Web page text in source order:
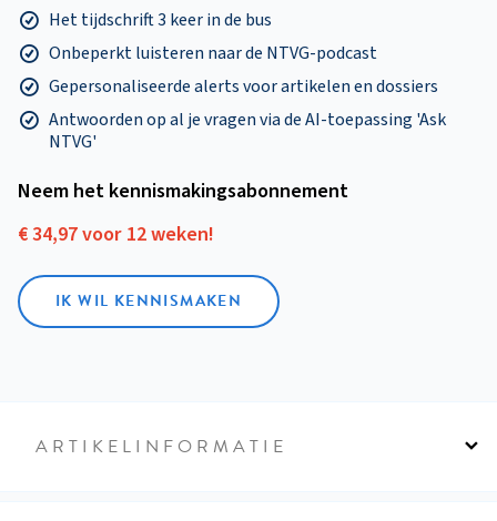
Het tijdschrift 3 keer in de bus
Onbeperkt luisteren naar de NTVG-podcast
Gepersonaliseerde alerts voor artikelen en dossiers
Antwoorden op al je vragen via de AI-toepassing 'Ask
NTVG'
Neem het kennismakings­abonnement
€ 34,97 voor 12 weken!
IK WIL KENNISMAKEN
ARTIKELINFORMATIE